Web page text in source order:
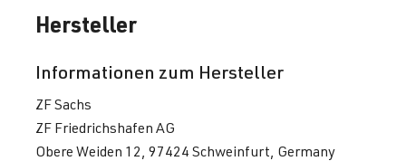
Hersteller
Informationen zum Hersteller
ZF Sachs
ZF Friedrichshafen AG
Obere Weiden 12, 97424 Schweinfurt, Germany